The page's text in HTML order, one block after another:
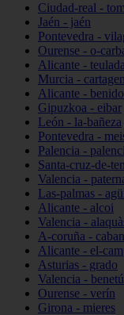
Ciudad-real -
Jaén - jaén
Pontevedra -
Ourense - o-
Alicante - teulada
Murcia -
Alicante -
Gipuzkoa - eibar
León - la-bañeza
Pontevedra -
Palencia -
Santa-cruz-de-
Valencia -
Las-palmas -
Alicante - alcoi
Valencia -
A-coruña -
Alicante - el-
Asturias - grado
Valencia -
Ourense - verín
Girona - mieres